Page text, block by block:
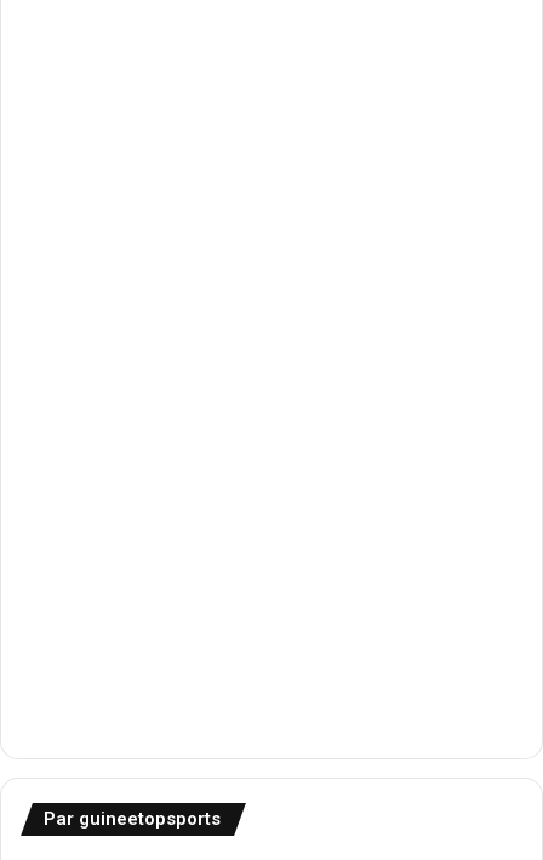
Par guineetopsports